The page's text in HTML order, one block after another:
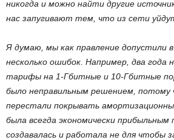
никогда и можно найти другие
нас запугивают тем, что из сети
Я думаю, мы как правление допустили
несколько ошибок. Например, два года
тарифы на 1-Гбитные и 10-Гбитные
было неправильным решением,
перестали покрывать
была всегда экономически
создавалась и работала не для чтобы